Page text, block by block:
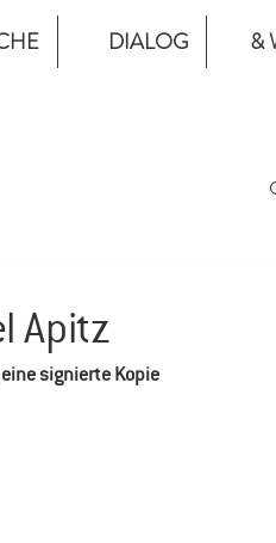
DIALOG &
Apitz
signierte Kopie